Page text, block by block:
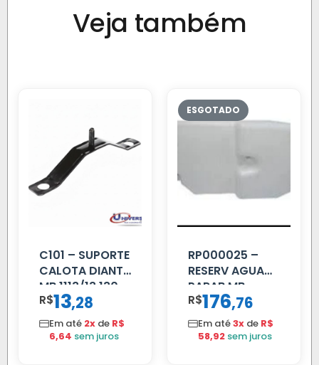
Veja também
C101 – SUPORTE
CALOTA DIANT
MB 1113/13.130
R$13,28
Em até 2x de R$
6,64 sem juros
RP000025 –
RESERV AGUA
PARAB MB
ACCELO
C/TAMPA
R$176,76
Em até3x de R$
58,92 sem juros